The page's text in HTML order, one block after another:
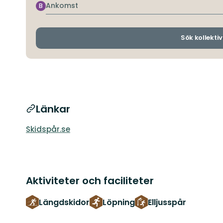
Ankomst
B
Sök
Länkar
Skidspår.se
Aktiviteter och faciliteter
Längdskidor Löpning Elljusspår